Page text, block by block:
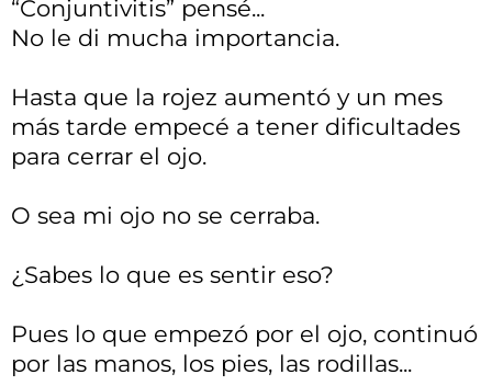
“Conjuntivitis” pensé...
No le di mucha importancia.
Hasta que la rojez aumentó y un mes
más tarde empecé a tener dificultades
para cerrar el ojo.
O sea mi ojo no se cerraba.
¿Sabes lo que es sentir eso?
Pues lo que empezó por el ojo, continuó
por las manos, los pies, las rodillas...